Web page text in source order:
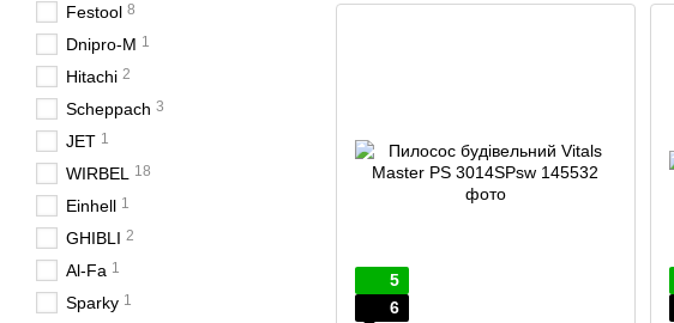
5
6
Festool 8
Dnipro-M 1
Hitachi 2
Scheppach 3
JET 1
WIRBEL 18
Einhell 1
GHIBLI 2
Al-Fa 1
Sparky 1